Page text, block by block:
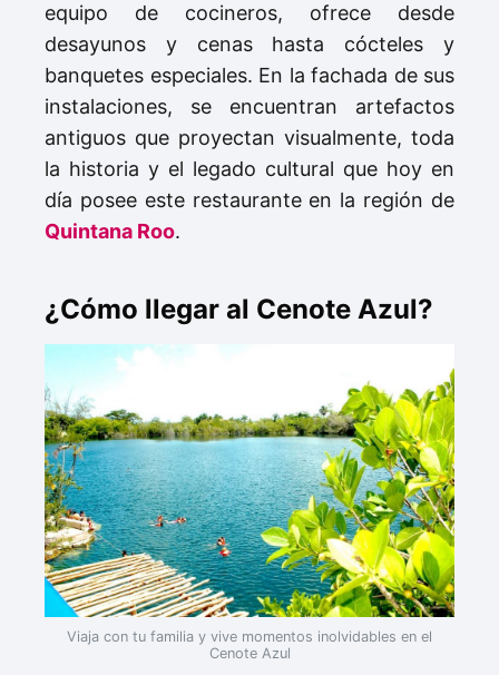
equipo de cocineros, ofrece desde
desayunos y cenas hasta cócteles y
banquetes especiales. En la fachada de sus
instalaciones, se encuentran artefactos
antiguos que proyectan visualmente, toda
la historia y el legado cultural que hoy en
día posee este restaurante en la región de
Quintana Roo.
¿Cómo llegar al Cenote Azul?
Viaja con tu familia y vive momentos inolvidables en el
Cenote Azul